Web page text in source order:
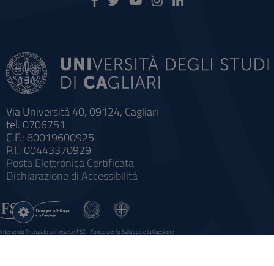
Via Università 40, 09124, Cagliari
tel. 0706751
C.F.: 80019600925
P.I.: 00443370929
Posta Elettronica Certificata
Dichiarazione di Accessibilità
Intervento finanziato con risorse FSC - Fondo per lo Sviluppo e la Coesione
Sistema informatico gestionale integrato a supporto della didattica e della ricerca e potenziamento dei servizi online
Impostazioni
cookie